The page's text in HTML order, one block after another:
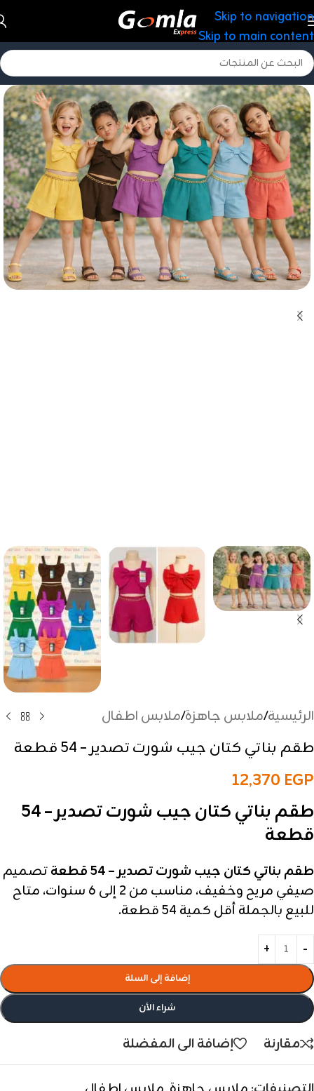
Skip to navigation
Skip to main content
الرئيسية/ملابس جاهزة/ملابس اطفال
طقم بناتي كتان جيب شورت تصدير – 54 قطعة
12,370 EGP
طقم بناتي كتان جيب شورت تصدير – 54
قطعة
طقم بناتي كتان جيب شورت تصدير – 54 قطعة
تصميم
صيفي مريح وخفيف، مناسب من 2 إلى 6 سنوات، متاح
للبيع بالجملة أقل كمية 54 قطعة.
إضافة إلى السلة
شراء الأن
مقارنة إضافة الى المفضلة